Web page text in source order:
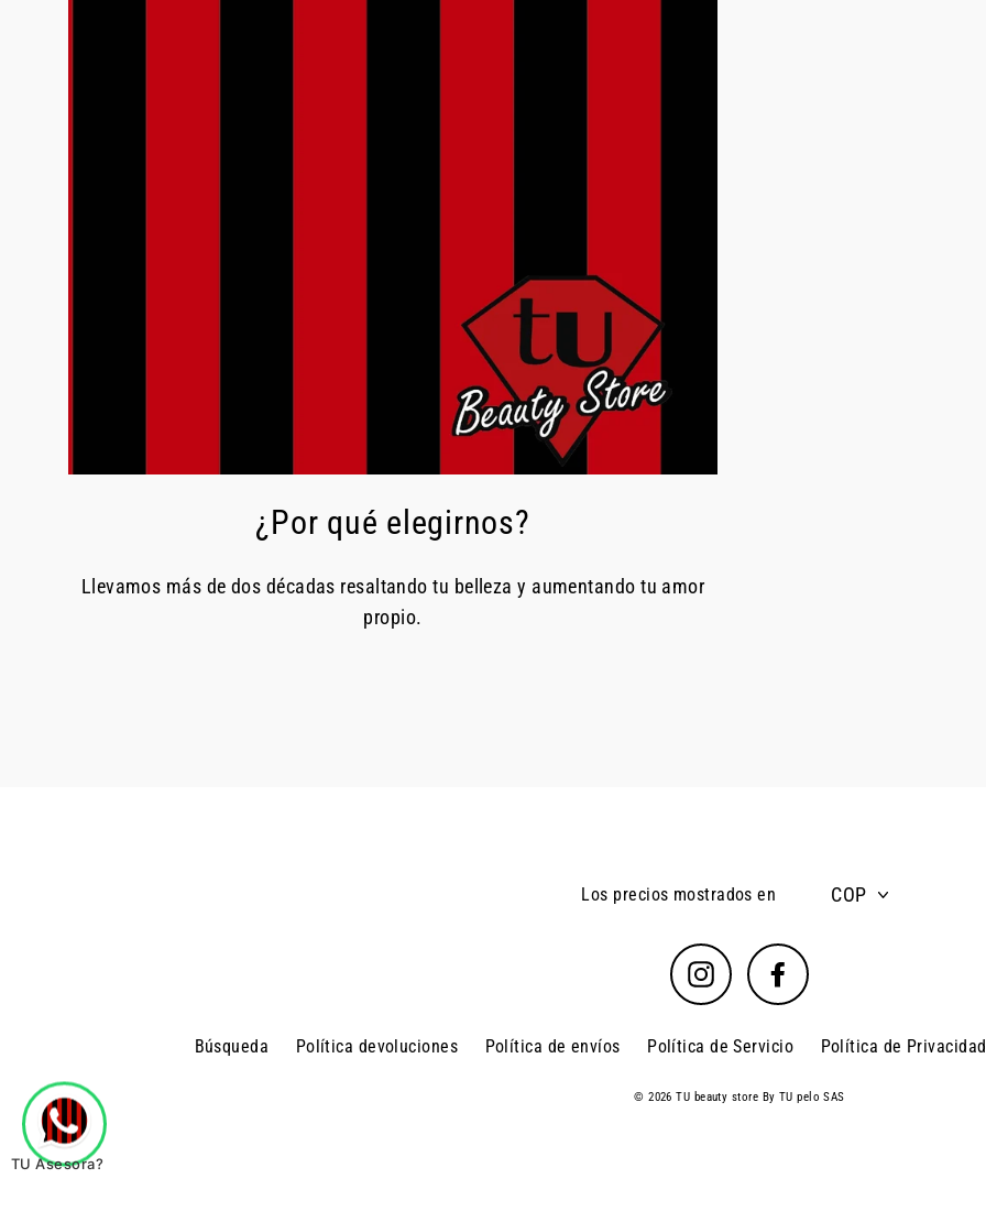
¿Por qué elegirnos?
Llevamos más de dos décadas resaltando tu belleza y aumentando tu amor
propio.
Los precios mostrados en COP
Instagram Facebook
Búsqueda Política devoluciones Política de envíos Política de Servicio Política de Privacidad
© 2026 TU beauty store By TU pelo SAS
TU Asesora?